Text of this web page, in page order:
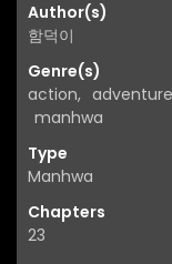
Author(s)
함덕이
Genre(s)
action, adventure
manhwa
Type
Manhwa
Chapters
23